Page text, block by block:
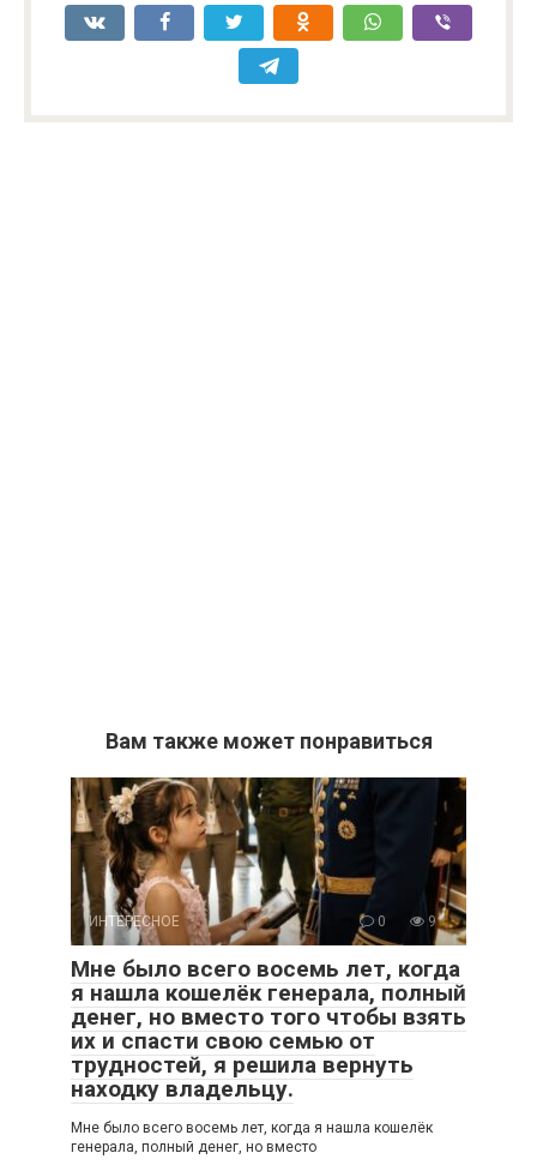
Вам также может понравиться
ИНТЕРЕСНОЕ 0 9
Мне было всего восемь лет, когда
я нашла кошелёк генерала, полный
денег, но вместо того чтобы взять
их и спасти свою семью от
трудностей, я решила вернуть
находку владельцу.
Мне было всего восемь лет, когда я нашла кошелёк
генерала, полный денег, но вместо